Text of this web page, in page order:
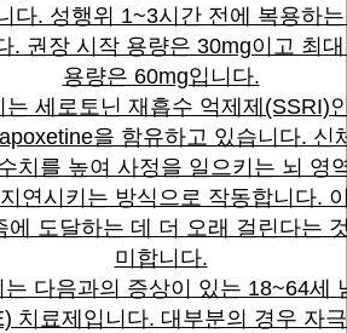
다. 성행위 1~3시간 전에 복용하
. 권장 시작 용량은 30mg이고 최
용량은 60mg입니다.
는 세로토닌 재흡수 억제제(SSRI)
을 함유하고 있습니다. 신
치를 높여 사정을 일으키는 뇌 영
연시키는 방식으로 작동합니다.
에 도달하는 데 더 오래 걸린다는
미합니다.
는 다음과의 증상이 있는 18~64세
치료제입니다. 대부분의 경우 자